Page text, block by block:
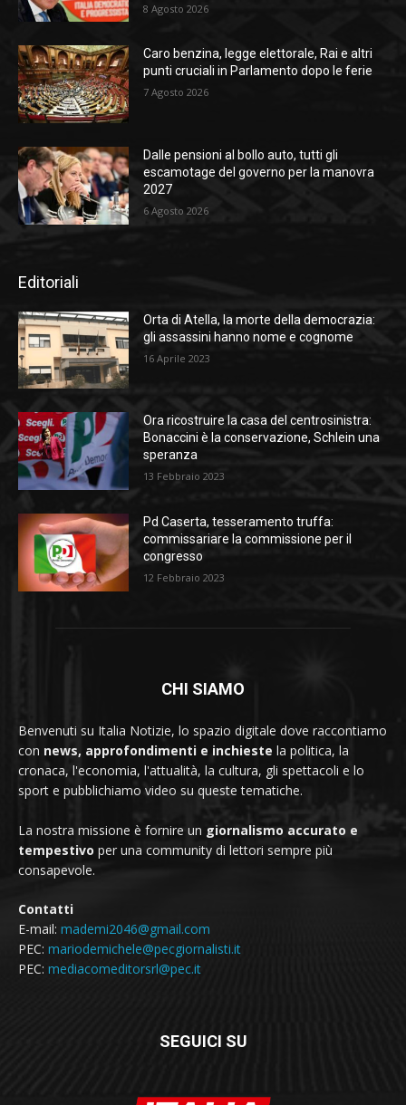
8 Agosto 2026
Caro benzina, legge elettorale, Rai e altri
punti cruciali in Parlamento dopo le ferie
7 Agosto 2026
Dalle pensioni al bollo auto, tutti gli
escamotage del governo per la manovra
2027
6 Agosto 2026
Editoriali
Orta di Atella, la morte della democrazia:
gli assassini hanno nome e cognome
16 Aprile 2023
Ora ricostruire la casa del centrosinistra:
Bonaccini è la conservazione, Schlein una
speranza
13 Febbraio 2023
Pd Caserta, tesseramento truffa:
commissariare la commissione per il
congresso
12 Febbraio 2023
CHI SIAMO
Benvenuti su Italia Notizie, lo spazio digitale dove raccontiamo
con news, approfondimenti e inchieste la politica, la
cronaca, l'economia, l'attualità, la cultura, gli spettacoli e lo
sport e pubblichiamo video su queste tematiche.
La nostra missione è fornire un giornalismo accurato e
tempestivo per una community di lettori sempre più
consapevole.
Contatti
E-mail: mademi2046@gmail.com
PEC: mariodemichele@pecgiornalisti.it
PEC: mediacomeditorsrl@pec.it
SEGUICI SU